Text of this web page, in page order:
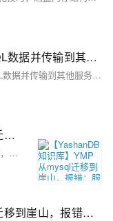
在Linux环境下备份Docker中的MySQL数据并传输到其他服务器以实现数据级别的容灾
以上就是在Linux环境下备份Docker中的MySQL数据并传输到其他服务器以实现数据级别的容灾的步骤。这个过程就像是一场接力赛，数据从MySQL数据库中接力棒一样传递到备份文件，再从备份文件传递到其他服务器，最后再传递回MySQL数据库。这样，即使在灾难发生时，我们也可以快速恢复数据，保证业务的正常运行。
【YashanDB知识库】YMP从mysql迁移到崖山，报错：服务器错误
【YashanDB知识库】YMP从mysql迁移到崖山，报错：服务器错误
【YashanDB知识库】YMP从mysql迁移到崖山，报错：服务器错误